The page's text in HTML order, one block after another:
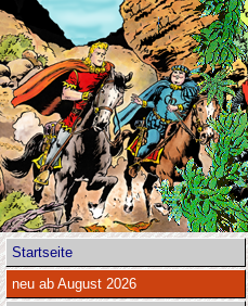
Startseite
neu ab August 2026